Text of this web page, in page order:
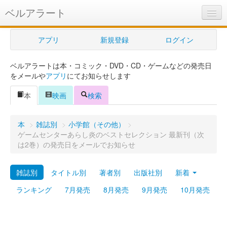
ベルアラート
ベルアラートとは
ヘルプ
新規登録
ログイン
購入管理
プレミアム
アプリ 新規登録 ログイン
ベルアラートは本・コミック・DVD・CD・ゲームなどの発売日
をメールやアプリ にてお知らせします
本
映画 検索
本 > 雑誌別 > 小学館（その他）
>
ゲームセンターあらし炎のベストセレクション 最新刊（次
は2巻）の発売日をメールでお知らせ
雑誌別 タイトル別 著者別 出版社別
新着
ランキング
7月発売 8月発売 9月発売 10月発売